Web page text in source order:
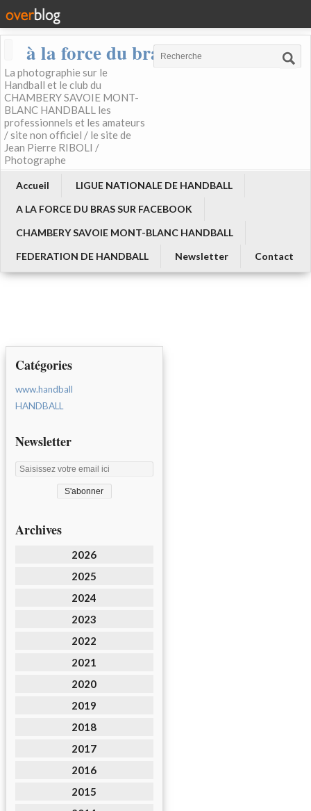
à la force du bras
La photographie sur le
Handball et le club du
CHAMBERY SAVOIE MONT-
BLANC HANDBALL les
professionnels et les amateurs
/ site non officiel / le site de
Jean Pierre RIBOLI /
Photographe
Accueil
LIGUE NATIONALE DE HANDBALL
A LA FORCE DU BRAS SUR FACEBOOK
CHAMBERY SAVOIE MONT-BLANC HANDBALL
FEDERATION DE HANDBALL
Newsletter Contact
Catégories
www.handball
HANDBALL
Newsletter
Archives
2026
2025
2024
2023
2022
2021
2020
2019
2018
2017
2016
2015